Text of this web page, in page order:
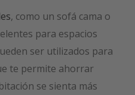
, como un sofá cama o
para espacios
ser utilizados para
te permite ahorrar
se sienta más